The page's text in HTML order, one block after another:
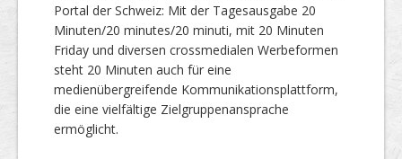
Portal der Schweiz: Mit der Tagesausgabe 20
Minuten/20 minutes/20 minuti, mit 20 Minuten
Friday und diversen crossmedialen Werbeformen
steht 20 Minuten auch für eine
medienübergreifende Kommunikationsplattform,
die eine vielfältige Zielgruppenansprache
ermöglicht.